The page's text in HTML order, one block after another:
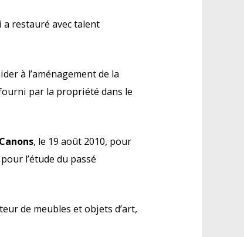
restauré avec talent
à l’aménagement de la
par la propriété dans le
, le 19 août 2010, pour
l’étude du passé
de meubles et objets d’art,